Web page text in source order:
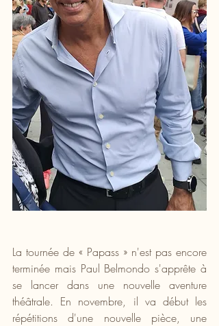
La tournée de « Papass » n'est pas encore
terminée mais Paul Belmondo s'apprête à
se lancer dans une nouvelle aventure
théâtrale. En novembre, il va début les